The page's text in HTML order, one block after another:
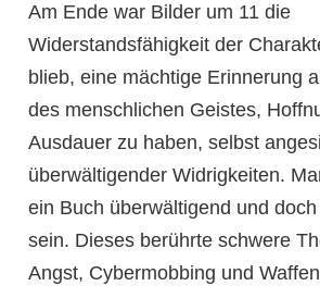
Am Ende war Bilder um 11 die
Widerstandsfähigkeit der
blieb, eine mächtige Erinnerung
des menschlichen Geistes,
Ausdauer zu haben, selbst
überwältigender Widrigkeiten.
ein Buch überwältigend und
sein. Dieses berührte schwere
Angst, Cybermobbing und